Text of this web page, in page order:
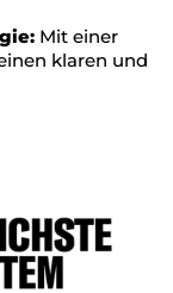
Mit einer
klaren und